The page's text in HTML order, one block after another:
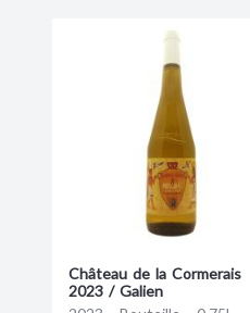
Château de la Cormerais
2023 / Galien